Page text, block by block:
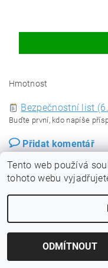
Hmotnost
Bezpečnostní list
Buďte první, kdo napíše
Přidat komentář
Tento web používá
tohoto webu
ODMÍTNOUT